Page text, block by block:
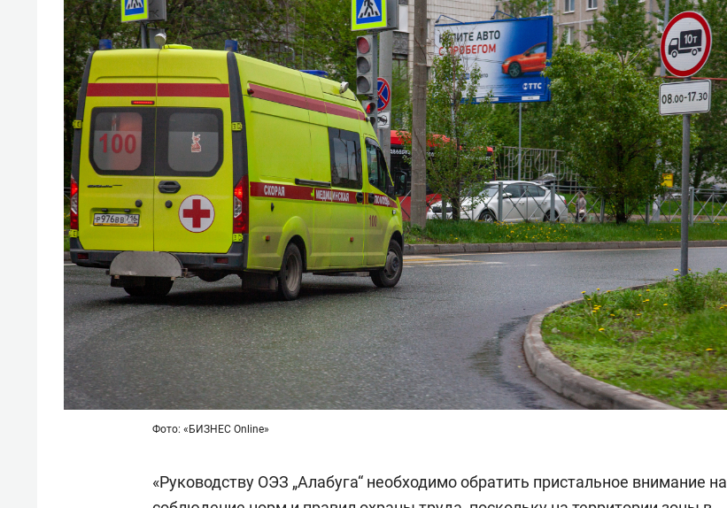
Фото: «БИЗНЕС Online»
«Руководству ОЭЗ „Алабуга“ необходимо обратить пристальное внимание на